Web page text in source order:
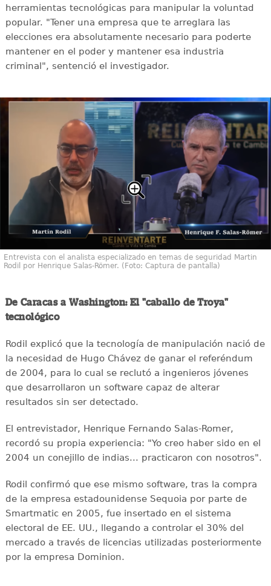
herramientas tecnológicas para manipular la voluntad
popular. "Tener una empresa que te arreglara las
elecciones era absolutamente necesario para poderte
mantener en el poder y mantener esa industria
criminal", sentenció el investigador.
Entrevista con el analista especializado en temas de seguridad Martin
Rodil por Henrique Salas-Römer. (Foto: Captura de pantalla)
De Caracas a Washington: El "caballo de Troya"
tecnológico
Rodil explicó que la tecnología de manipulación nació de
la necesidad de Hugo Chávez de ganar el referéndum
de 2004, para lo cual se reclutó a ingenieros jóvenes
que desarrollaron un software capaz de alterar
resultados sin ser detectado.
El entrevistador, Henrique Fernando Salas-Romer,
recordó su propia experiencia: "Yo creo haber sido en el
2004 un conejillo de indias... practicaron con nosotros".
Rodil confirmó que ese mismo software, tras la compra
de la empresa estadounidense Sequoia por parte de
Smartmatic en 2005, fue insertado en el sistema
electoral de EE. UU., llegando a controlar el 30% del
mercado a través de licencias utilizadas posteriormente
por la empresa Dominion.